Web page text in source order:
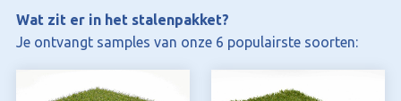
Wat zit er in het stalenpakket?
Je ontvangt samples van onze 6 populairste soorten: